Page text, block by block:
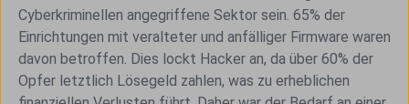
Cyberkriminellen angegriffene Sektor sein. 65% der
Einrichtungen mit veralteter und anfälliger Firmware waren
davon betroffen. Dies lockt Hacker an, da über 60% der
Opfer letztlich Lösegeld zahlen, was zu erheblichen